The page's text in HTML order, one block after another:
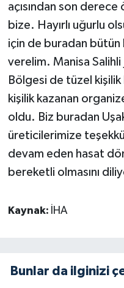
açısından son
bize. Hayırlı uğurlu
için de buradan
verelim. Manisa
Bölgesi de tüzel
kişilik kazanan
oldu. Biz buradan
üreticilerimize
devam eden hasat
bereketli olmasını
Kaynak: İHA
Bunlar da ilginizi